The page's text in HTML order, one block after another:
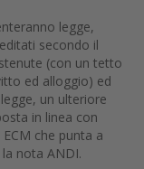
legge,
secondo il
(con un tetto
ed alloggio) ed
un ulteriore
in linea con
che punta a
nota ANDI.